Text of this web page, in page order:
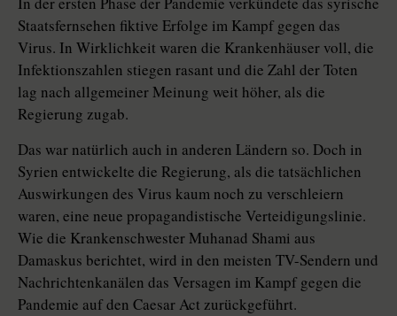
Staatsfernsehen fiktive Erfolge im Kampf gegen das
Virus. In Wirklichkeit waren die Krankenhäuser voll, die
Infektionszahlen stiegen rasant und die Zahl der Toten
lag nach allgemeiner Meinung weit höher, als die
Regierung zugab.
Das war natürlich auch in anderen Ländern so. Doch in
Syrien entwickelte die Regierung, als die tatsächlichen
Auswirkungen des Virus kaum noch zu verschleiern
waren, eine neue propagandistische Verteidigungslinie.
Wie die Krankenschwester Muhanad Shami aus
Damaskus berichtet, wird in den meisten TV-Sendern und
Nachrichtenkanälen das Versagen im Kampf gegen die
Pandemie auf den Caesar Act zurückgeführt.